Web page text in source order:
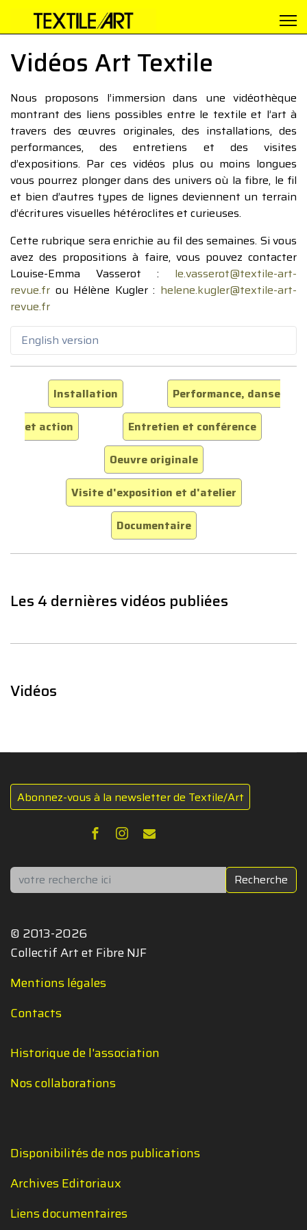
Vidéos Art Textile
Nous proposons l’immersion dans une vidéothèque
montrant des liens possibles entre le textile et l’art à
travers des œuvres originales, des installations, des
performances, des entretiens et des visites
d’expositions. Par ces vidéos plus ou moins longues
vous pourrez plonger dans des univers où la fibre, le fil
et bien d’autres types de lignes deviennent un terrain
d’écritures visuelles hétéroclites et curieuses.
Cette rubrique sera enrichie au fil des semaines. Si vous
avez des propositions à faire, vous pouvez contacter
Louise-Emma Vasserot : le.vasserot@textile-art-
revue.fr ou Hélène Kugler : helene.kugler@textile-art-
revue.fr
English version
Installation
Performance, danse
et action
Entretien et conférence
Oeuvre originale
Visite d'exposition et d'atelier
Documentaire
Les 4 dernières vidéos publiées
Vidéos
Abonnez-vous à la newsletter de Textile/Art
Rechercher Recherche
© 2013-2026
Collectif Art et Fibre NJF
Mentions légales
Contacts
Historique de l'association
Nos collaborations
Disponibilités de nos publications
Archives Editoriaux
Liens documentaires